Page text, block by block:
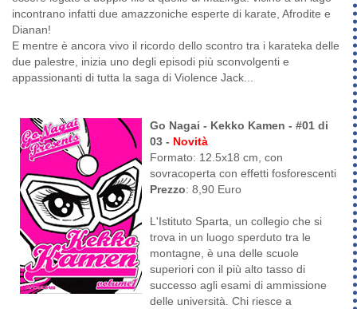
incontrano infatti due amazzoniche esperte di karate, Afrodite e
Dianan!
E mentre è ancora vivo il ricordo dello scontro tra i karateka delle
due palestre, inizia uno degli episodi più sconvolgenti e
appassionanti di tutta la saga di Violence Jack...
Go Nagai - Kekko Kamen - #01 di
03 - Novità
Formato: 12.5x18 cm, con
sovracoperta con effetti fosforescenti
Prezzo: 8,90 Euro
L'Istituto Sparta, un collegio che si
trova in un luogo sperduto tra le
montagne, è una delle scuole
superiori con il più alto tasso di
successo agli esami di ammissione
delle università. Chi riesce a